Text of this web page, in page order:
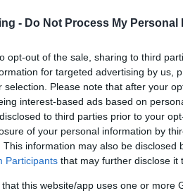
- Do Not Process My Personal
opt-out of the sale, sharing to third
for targeted advertising by us,
selection. Please note that after your
interest-based ads based on
to third parties prior to your
of your personal information by
This information may also be disclosed
Participants that may further disclose it
that this website/app uses one or more
pubblicità. Questa iniziativa
dei piani di abbonamento di
dell’azienda ai